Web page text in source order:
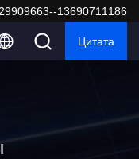
13690711186
Цитата